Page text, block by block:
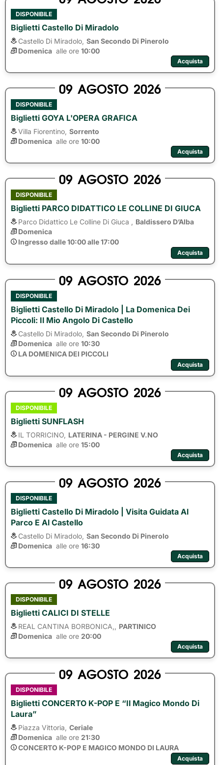
DISPONIBILE
Biglietti Castello Di Miradolo
Castello Di Miradolo, San Secondo Di Pinerolo
Domenica alle ore 10:00
Acquista
09 AGOSTO 2026
DISPONIBILE
Biglietti GOYA L'OPERA GRAFICA
Villa Fiorentino, Sorrento
Domenica alle ore 10:00
Acquista
09 AGOSTO 2026
DISPONIBILE
Biglietti PARCO DIDATTICO LE COLLINE DI GIUCA
Parco Didattico Le Colline Di Giuca ,
Baldissero D’Alba
Domenica
Ingresso dalle 10:00 alle 17:00
Acquista
09 AGOSTO 2026
DISPONIBILE
Biglietti Castello Di Miradolo | La Domenica Dei
Piccoli: Il Mio Angolo Di Castello
Castello Di Miradolo, San Secondo Di Pinerolo
Domenica alle ore 10:30
LA DOMENICA DEI PICCOLI
Acquista
09 AGOSTO 2026
DISPONIBILE
Biglietti SUNFLASH
IL TORRICINO, LATERINA - PERGINE V.NO
Domenica alle ore 15:00
Acquista
09 AGOSTO 2026
DISPONIBILE
Biglietti Castello Di Miradolo | Visita Guidata Al
Parco E Al Castello
Castello Di Miradolo, San Secondo Di Pinerolo
Domenica alle ore 16:30
Acquista
09 AGOSTO 2026
DISPONIBILE
Biglietti CALICI DI STELLE
REAL CANTINA BORBONICA,,
PARTINICO
Domenica alle ore 20:00
Acquista
09 AGOSTO 2026
DISPONIBILE
Biglietti CONCERTO K-POP E “Il Magico Mondo Di
Laura”
Piazza Vittoria, Ceriale
Domenica alle ore 21:30
CONCERTO K-POP E MAGICO MONDO DI LAURA
Acquista